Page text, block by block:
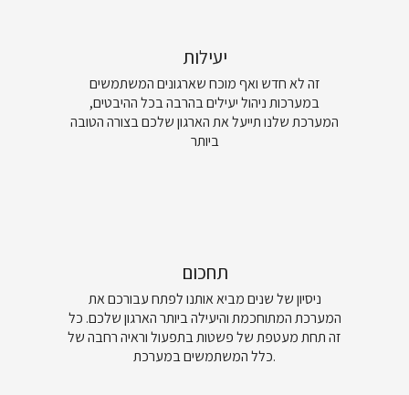
יעילות
זה לא חדש ואף מוכח שארגונים המשתמשים
במערכות ניהול יעילים בהרבה בכל ההיבטים,
המערכת שלנו תייעל את הארגון שלכם בצורה הטובה
ביותר
תחכום
ניסיון של שנים מביא אותנו לפתח עבורכם את
המערכת המתוחכמת והיעילה ביותר הארגון שלכם. כל
זה תחת מעטפת של פשטות בתפעול וראיה רחבה של
כלל המשתמשים במערכת.